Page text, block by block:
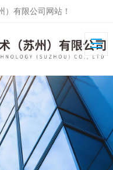
有限公司网站！